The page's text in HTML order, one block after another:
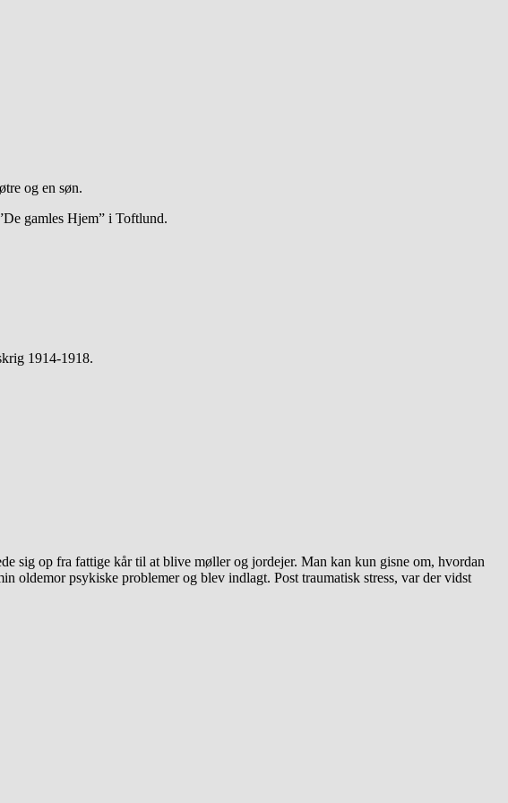
og en søn.
gamles Hjem” i Toftlund.
1914-1918.
sig op fra fattige kår til at blive møller og jordejer. Man kan kun gisne om, hvordan
oldemor psykiske problemer og blev indlagt. Post traumatisk stress, var der vidst